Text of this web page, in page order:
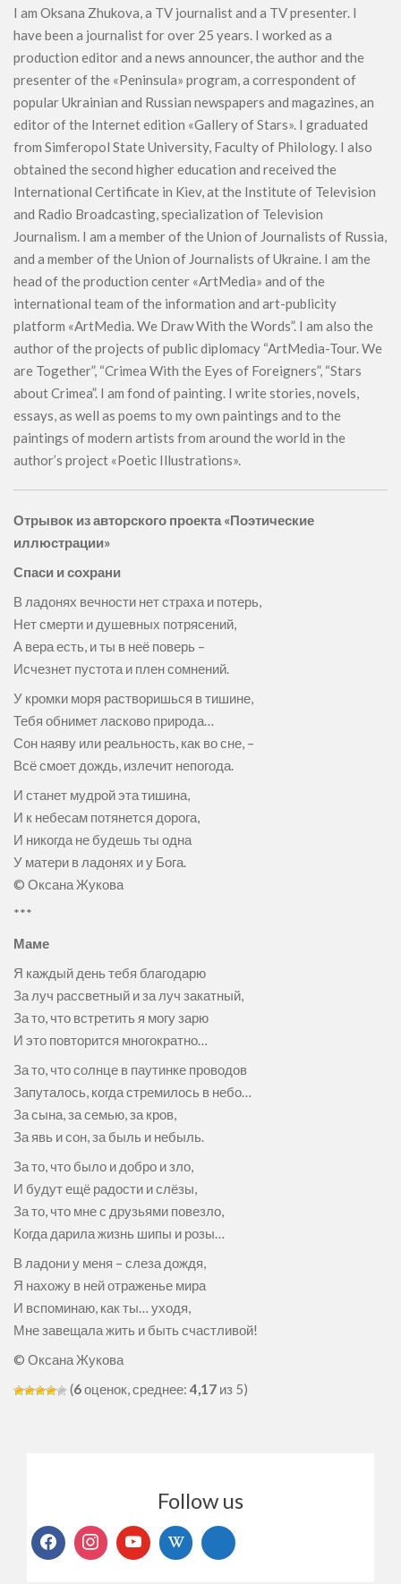
I am Oksana Zhukova, a TV journalist and a TV presenter. I
have been a journalist for over 25 years. I worked as a
production editor and a news announcer, the author and the
presenter of the «Peninsula» program, a correspondent of
popular Ukrainian and Russian newspapers and magazines, an
editor of the Internet edition «Gallery of Stars». I graduated
from Simferopol State University, Faculty of Philology. I also
obtained the second higher education and received the
International Certificate in Kiev, at the Institute of Television
and Radio Broadcasting, specialization of Television
Journalism. I am a member of the Union of Journalists of Russia,
and a member of the Union of Journalists of Ukraine. I am the
head of the production center «ArtMedia» and of the
international team of the information and art-publicity
platform «ArtMedia. We Draw With the Words”. I am also the
author of the projects of public diplomacy “ArtMedia-Tour. We
are Together”, “Crimea With the Eyes of Foreigners”, “Stars
about Crimea”. I am fond of painting. I write stories, novels,
essays, as well as poems to my own paintings and to the
paintings of modern artists from around the world in the
author’s project «Poetic Illustrations».
Отрывок из авторского проекта «Поэтические
иллюстрации»
Спаси и сохрани
В ладонях вечности нет страха и потерь,
Нет смерти и душевных потрясений,
А вера есть, и ты в неё поверь –
Исчезнет пустота и плен сомнений.
У кромки моря растворишься в тишине,
Тебя обнимет ласково природа…
Сон наяву или реальность, как во сне, –
Всё смоет дождь, излечит непогода.
И станет мудрой эта тишина,
И к небесам потянется дорога,
И никогда не будешь ты одна
У матери в ладонях и у Бога.
© Оксана Жукова
***
Маме
Я каждый день тебя благодарю
За луч рассветный и за луч закатный,
За то, что встретить я могу зарю
И это повторится многократно…
За то, что солнце в паутинке проводов
Запуталось, когда стремилось в небо…
За сына, за семью, за кров,
За явь и сон, за быль и небыль.
За то, что было и добро и зло,
И будут ещё радости и слёзы,
За то, что мне с друзьями повезло,
Когда дарила жизнь шипы и розы…
В ладони у меня – слеза дождя,
Я нахожу в ней отраженье мира
И вспоминаю, как ты… уходя,
Мне завещала жить и быть счастливой!
© Оксана Жукова
(6оценок, среднее: 4,17 из 5)
Follow us